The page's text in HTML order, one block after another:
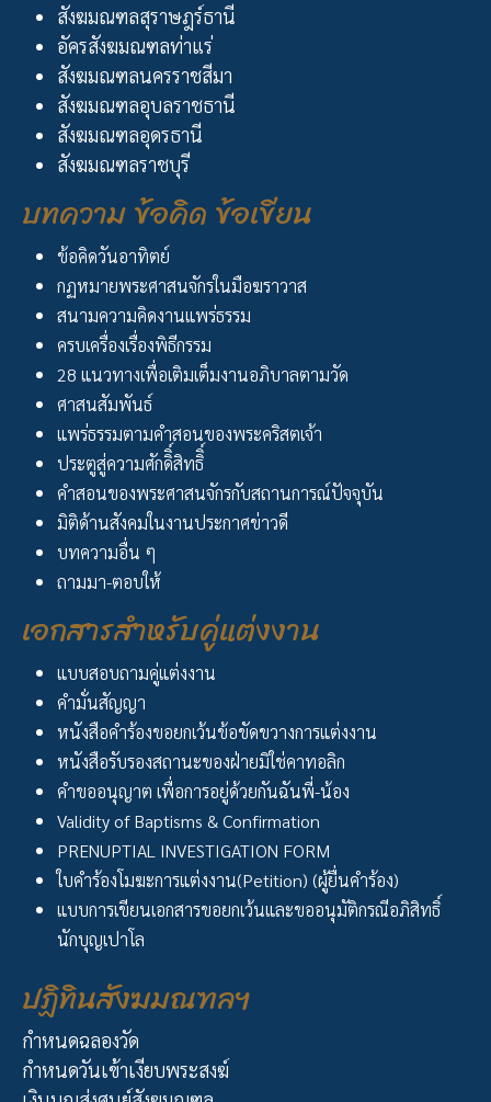
สังฆมณฑลสุราษฎร์ธานี
อัครสังฆมณฑลท่าแร่
สังฆมณฑลนครราชสีมา
สังฆมณฑลอุบลราชธานี
สังฆมณฑลอุดรธานี
สังฆมณฑลราชบุรี
บทความ ข้อคิด ข้อเขียน
ข้อคิดวันอาทิตย์
กฏหมายพระศาสนจักรในมือฆราวาส
สนามความคิดงานแพร่ธรรม
ครบเครื่องเรื่องพิธีกรรม
28 แนวทางเพื่อเติมเต็มงานอภิบาลตามวัด
ศาสนสัมพันธ์
แพร่ธรรมตามคำสอนของพระคริสตเจ้า
ประตูสู่ความศักดิิ์สิทธิิ์
คำสอนของพระศาสนจักรกับสถานการณ์ปัจจุบัน
มิติด้านสังคมในงานประกาศข่าวดี
บทความอื่น ๆ
ถามมา-ตอบให้
เอกสารสำหรับคู่แต่งงาน
แบบสอบถามคู่แต่งงาน
คำมั่นสัญญา
หนังสือคำร้องขอยกเว้นข้อขัดขวางการแต่งงาน
หนังสือรับรองสถานะของฝ่ายมิใช่คาทอลิก
คำขออนุญาต เพื่อการอยู่ด้วยกันฉันพี่-น้อง
Validity of Baptisms & Confirmation
PRENUPTIAL INVESTIGATION FORM
ใบคำร้องโมฆะการแต่งงาน(Petition) (ผู้ยื่นคำร้อง)
แบบการเขียนเอกสารขอยกเว้นและขออนุมัติกรณีอภิสิทธิ์
นักบุญเปาโล
ปฏิทินสังฆมณฑลฯ
กำหนดฉลองวัด
กำหนดวันเข้าเงียบพระสงฆ์